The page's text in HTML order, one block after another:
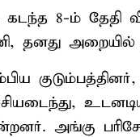
கடந்த 8-ம் தேதி
தனது
அங்கு